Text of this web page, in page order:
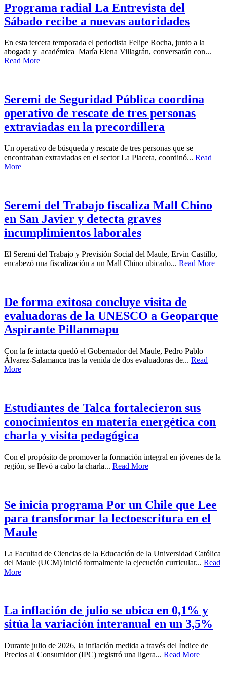
Programa radial La Entrevista del
Sábado recibe a nuevas autoridades
En esta tercera temporada el periodista Felipe Rocha, junto a la
abogada y académica María Elena Villagrán, conversarán con...
Read More
Seremi de Seguridad Pública coordina
operativo de rescate de tres personas
extraviadas en la precordillera
Un operativo de búsqueda y rescate de tres personas que se
encontraban extraviadas en el sector La Placeta, coordinó... Read
More
Seremi del Trabajo fiscaliza Mall Chino
en San Javier y detecta graves
incumplimientos laborales
El Seremi del Trabajo y Previsión Social del Maule, Ervin Castillo,
encabezó una fiscalización a un Mall Chino ubicado... Read More
De forma exitosa concluye visita de
evaluadoras de la UNESCO a Geoparque
Aspirante Pillanmapu
Con la fe intacta quedó el Gobernador del Maule, Pedro Pablo
Álvarez-Salamanca tras la venida de dos evaluadoras de... Read
More
Estudiantes de Talca fortalecieron sus
conocimientos en materia energética con
charla y visita pedagógica
Con el propósito de promover la formación integral en jóvenes de la
región, se llevó a cabo la charla... Read More
Se inicia programa Por un Chile que Lee
para transformar la lectoescritura en el
Maule
La Facultad de Ciencias de la Educación de la Universidad Católica
del Maule (UCM) inició formalmente la ejecución curricular... Read
More
La inflación de julio se ubica en 0,1% y
sitúa la variación interanual en un 3,5%
Durante julio de 2026, la inflación medida a través del Índice de
Precios al Consumidor (IPC) registró una ligera... Read More